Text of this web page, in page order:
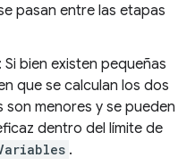
pasan entre las etapas
bien existen pequeñas
que se calculan los dos
son menores y se pueden
dentro del límite de
.